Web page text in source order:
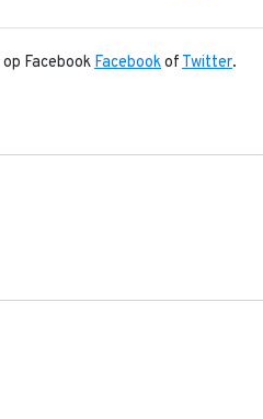
Facebook Facebookof Twitter.